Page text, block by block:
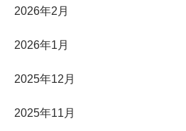
2026年2月
2026年1月
2025年12月
2025年11月